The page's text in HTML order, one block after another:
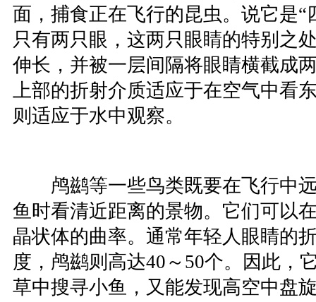
面，捕食正在飞行的昆虫。说它是“
只有两只眼，这两只眼睛的特别之
伸长，并被一层间隔将眼睛横截成
上部的折射介质适应于在空气中看
则适应于水中观察。
鸬鹚等一些鸟类既要在飞行中远
鱼时看清近距离的景物。它们可以
晶状体的曲率。通常年轻人眼睛的
度，鸬鹚则高达40～50个。因此，
草中搜寻小鱼，又能发现高空中盘